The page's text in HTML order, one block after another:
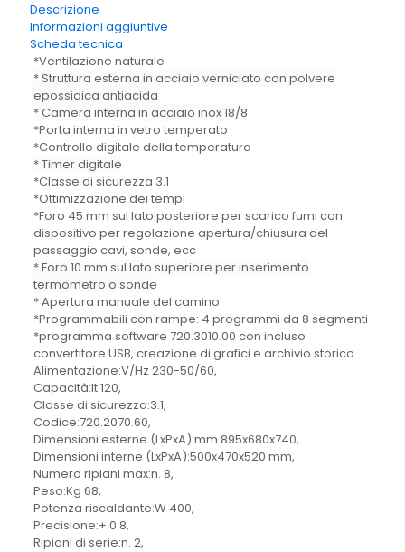
Descrizione
Informazioni aggiuntive
Scheda tecnica
*Ventilazione naturale
* Struttura esterna in acciaio verniciato con polvere
epossidica antiacida
* Camera interna in acciaio inox 18/8
*Porta interna in vetro temperato
*Controllo digitale della temperatura
* Timer digitale
*Classe di sicurezza 3.1
*Ottimizzazione dei tempi
*Foro 45 mm sul lato posteriore per scarico fumi con
dispositivo per regolazione apertura/chiusura del
passaggio cavi, sonde, ecc
* Foro 10 mm sul lato superiore per inserimento
termometro o sonde
* Apertura manuale del camino
*Programmabili con rampe: 4 programmi da 8 segmenti
*programma software 720.3010.00 con incluso
convertitore USB, creazione di grafici e archivio storico
Alimentazione:V/Hz 230-50/60,
Capacità:lt 120,
Classe di sicurezza:3.1,
Codice:720.2070.60,
Dimensioni esterne (LxPxA):mm 895x680x740,
Dimensioni interne (LxPxA):500x470x520 mm,
Numero ripiani max:n. 8,
Peso:Kg 68,
Potenza riscaldante:W 400,
Precisione:± 0.8,
Ripiani di serie:n. 2,